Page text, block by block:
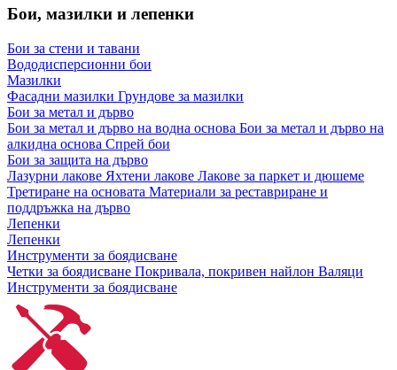
Бои, мазилки и лепенки
Бои за стени и тавани
Вододисперсионни бои
Мазилки
Фасадни мазилки Грундове за мазилки
Бои за метал и дърво
Бои за метал и дърво на водна основа Бои за метал и дърво на
алкидна основа Спрей бои
Бои за защита на дърво
Лазурни лакове Яхтени лакове Лакове за паркет и дюшеме
Третиране на основата Материали за реставриране и
поддръжка на дърво
Лепенки
Лепенки
Инструменти за боядисване
Четки за боядисване Покривала, покривен найлон Валяци
Инструменти за боядисване